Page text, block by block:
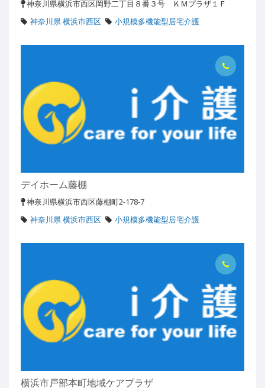
神奈川県横浜市西区岡野二丁目８番３号 ＫＭプラザ１Ｆ
神奈川県 横浜市西区
小規模多機能型居宅介護
デイホーム藤棚
神奈川県横浜市西区藤棚町2-178-7
神奈川県 横浜市西区
小規模多機能型居宅介護
横浜市戸部本町地域ケアプラザ